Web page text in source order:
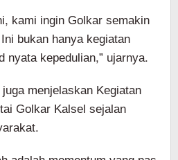
kami ingin Golkar semakin
bukan hanya kegiatan
nyata kepedulian,” ujarnya.
menjelaskan Kegiatan
Golkar Kalsel sejalan